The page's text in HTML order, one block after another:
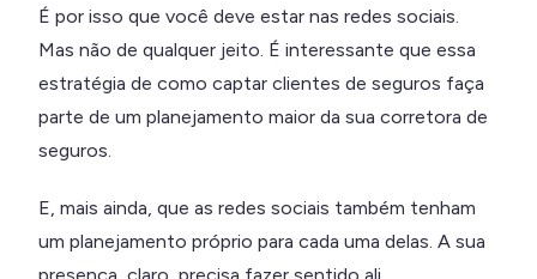
É por isso que você deve estar nas redes sociais.
Mas não de qualquer jeito. É interessante que essa
estratégia de como captar clientes de seguros faça
parte de um planejamento maior da sua corretora de
seguros.
E, mais ainda, que as redes sociais também tenham
um planejamento próprio para cada uma delas. A sua